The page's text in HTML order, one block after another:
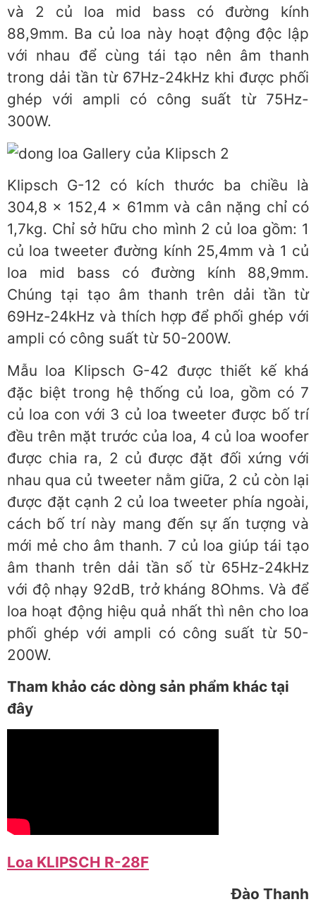
và 2 củ loa mid bass có đường kính
88,9mm. Ba củ loa này hoạt động độc lập
với nhau để cùng tái tạo nên âm thanh
trong dải tần từ 67Hz-24kHz khi được phối
ghép với ampli có công suất từ 75Hz-
300W.
Klipsch G-12 có kích thước ba chiều là
304,8 x 152,4 x 61mm và cân nặng chỉ có
1,7kg. Chỉ sở hữu cho mình 2 củ loa gồm: 1
củ loa tweeter đường kính 25,4mm và 1 củ
loa mid bass có đường kính 88,9mm.
Chúng tại tạo âm thanh trên dải tần từ
69Hz-24kHz và thích hợp để phối ghép với
ampli có công suất từ 50-200W.
Mẫu loa Klipsch G-42 được thiết kế khá
đặc biệt trong hệ thống củ loa, gồm có 7
củ loa con với 3 củ loa tweeter được bố trí
đều trên mặt trước của loa, 4 củ loa woofer
được chia ra, 2 củ được đặt đối xứng với
nhau qua củ tweeter nằm giữa, 2 củ còn lại
được đặt cạnh 2 củ loa tweeter phía ngoài,
cách bố trí này mang đến sự ấn tượng và
mới mẻ cho âm thanh. 7 củ loa giúp tái tạo
âm thanh trên dải tần số từ 65Hz-24kHz
với độ nhạy 92dB, trở kháng 8Ohms. Và để
loa hoạt động hiệu quả nhất thì nên cho loa
phối ghép với ampli có công suất từ 50-
200W.
Tham khảo các dòng sản phẩm khác tại
đây
Loa KLIPSCH R-28F
Đào Thanh